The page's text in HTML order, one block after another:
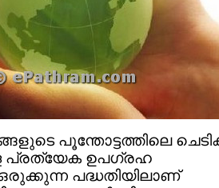
പൂന്തോട്ടത്തിലെ
പ്രത്യേക ഉപഗ്രഹ
പദ്ധതിയിലാണ്